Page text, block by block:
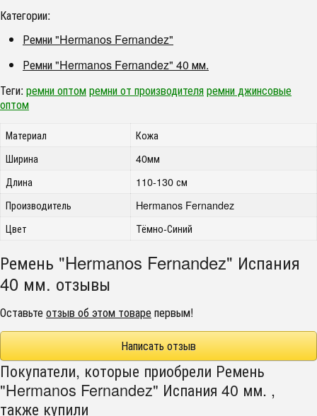
Категории:
Ремни "Hermanos Fernandez"
Ремни "Hermanos Fernandez" 40 мм.
Теги: ремни оптомремни от производителяремни джинсовые
оптом
Материал
Кожа
Ширина
40мм
Длина
110-130 см
Производитель
Hermanos Fernandez
Цвет
Тёмно-Синий
Ремень "Hermanos Fernandez" Испания
40 мм. отзывы
Оставьтеотзыв об этом товарепервым!
Написать отзыв
Покупатели, которые приобрели Ремень
"Hermanos Fernandez" Испания 40 мм. ,
также купили